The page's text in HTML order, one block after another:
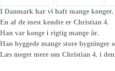
I Danmark har vi haft mange konger.
En af de mest kendte er Christian 4.
Han var konge i rigtig mange år.
Han byggede mange store bygninger
Læs meget mere om Christian 4. i